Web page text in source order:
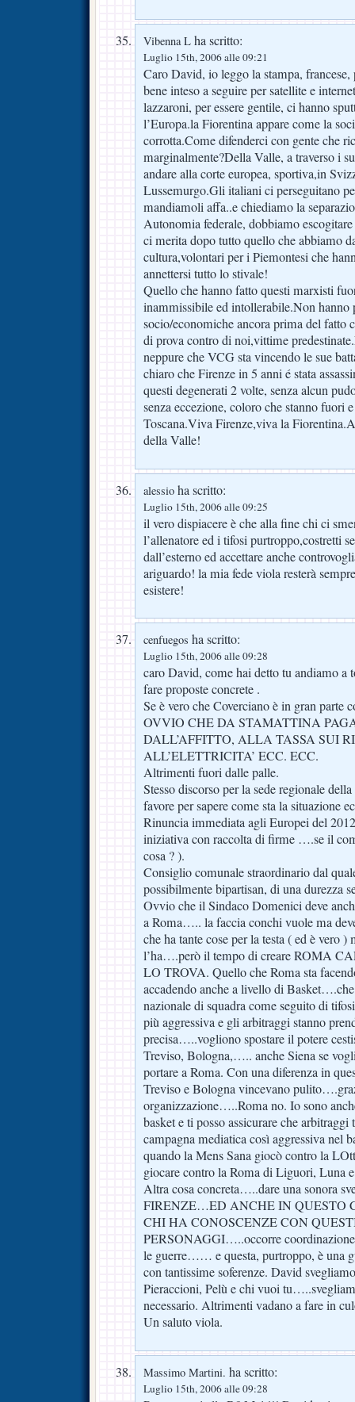
Vibenna L ha scritto:
Luglio 15th, 2006 alle 09:21
Caro David, io leggo la stampa,
bene inteso a seguire per satellite e
lazzaroni, per essere gentile, ci hanno
l’Europa.la Fiorentina appare come la
corrotta.Come difenderci con gente che
marginalmente?Della Valle, a traverso i
andare alla corte europea, sportiva,in
Lussemurgo.Gli italiani ci perseguitano
mandiamoli affa..e chiediamo la
Autonomia federale, dobbiamo
ci merita dopo tutto quello che abbiamo
cultura,volontari per i Piemontesi che
annettersi tutto lo stivale!
Quello che hanno fatto questi marxisti
inammissibile ed intollerabile.Non hanno
socio/economiche ancora prima del fatto
di prova contro di noi,vittime
neppure che VCG sta vincendo le sue
chiaro che Firenze in 5 anni é stata
questi degenerati 2 volte, senza alcun
senza eccezione, coloro che stanno fuori
Toscana.Viva Firenze,viva la
della Valle!
alessio ha scritto:
Luglio 15th, 2006 alle 09:25
il vero dispiacere è che alla fine chi ci
l’allenatore ed i tifosi purtroppo,costretti
dall’esterno ed accettare anche
ariguardo! la mia fede viola resterà
esistere!
cenfuegos ha scritto:
Luglio 15th, 2006 alle 09:28
caro David, come hai detto tu andiamo a
fare proposte concrete .
Se è vero che Coverciano è in gran
OVVIO CHE DA STAMATTINA
DALL’AFFITTO, ALLA TASSA SUI
ALL’ELETTRICITA’ ECC. ECC.
Altrimenti fuori dalle palle.
Stesso discorso per la sede regionale
favore per sapere come sta la situazione
Rinuncia immediata agli Europei del
iniziativa con raccolta di firme ….se il
cosa ? ).
Consiglio comunale straordinario dal
possibilmente bipartisan, di una durezza
Ovvio che il Sindaco Domenici deve
a Roma….. la faccia conchi vuole ma
che ha tante cose per la testa ( ed è vero
l’ha….però il tempo di creare ROMA
LO TROVA. Quello che Roma sta
accadendo anche a livello di
nazionale di squadra come seguito di
più aggressiva e gli arbitraggi stanno
precisa…..vogliono spostare il potere
Treviso, Bologna,….. anche Siena se
portare a Roma. Con una diferenza in
Treviso e Bologna vincevano
organizzazione…..Roma no. Io sono
basket e ti posso assicurare che arbitraggi
campagna mediatica così aggressiva nel
quando la Mens Sana giocò contro la
giocare contro la Roma di Liguori, Luna
Altra cosa concreta…..dare una sonora
FIRENZE…ED ANCHE IN QUESTO
CHI HA CONOSCENZE CON
PERSONAGGI…..occorre
le guerre…… e questa, purtroppo, è una
con tantissime soferenze. David
Pieraccioni, Pelù e chi vuoi
necessario. Altrimenti vadano a fare in
Un saluto viola.
Massimo Martini. ha scritto:
Luglio 15th, 2006 alle 09:28